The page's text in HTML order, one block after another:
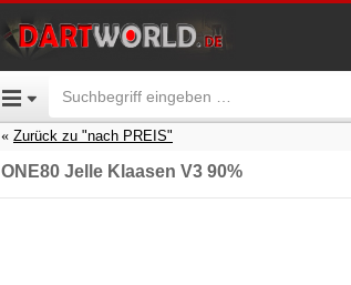
Zurück zu "nach PREIS"
ONE80 Jelle Klaasen V3 90%